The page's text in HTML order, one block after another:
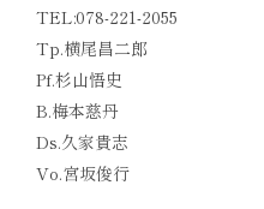
TEL:078-221-2055
Tp.横尾昌二郎
Pf.杉山悟史
B.梅本慈丹
Ds.久家貴志
Vo.宮坂俊行